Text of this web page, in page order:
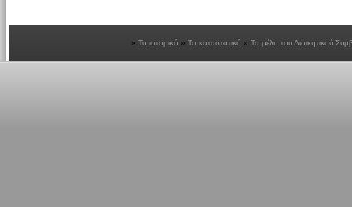
Το ιστορικό Το καταστατικό Τα μέλη του Διοικητικού